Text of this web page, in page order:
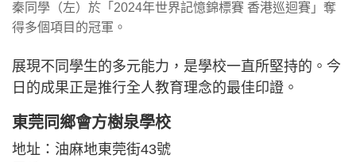
秦同學（左）於「2024年世界記憶錦標賽 香港巡迴賽」奪
得多個項目的冠軍。
展現不同學生的多元能力，是學校一直所堅持的。今
日的成果正是推行全人教育理念的最佳印證。
東莞同鄉會方樹泉學校
地址：油麻地東莞街43號